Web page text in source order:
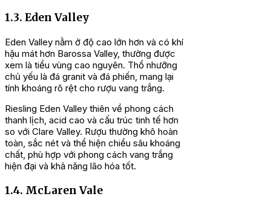
1.3. Eden Valley
Eden Valley nằm ở độ cao lớn hơn và có khí
hậu mát hơn Barossa Valley, thường được
xem là tiểu vùng cao nguyên. Thổ nhưỡng
chủ yếu là đá granit và đá phiến, mang lại
tính khoáng rõ rệt cho rượu vang trắng.
Riesling Eden Valley thiên về phong cách
thanh lịch, acid cao và cấu trúc tinh tế hơn
so với Clare Valley. Rượu thường khô hoàn
toàn, sắc nét và thể hiện chiều sâu khoáng
chất, phù hợp với phong cách vang trắng
hiện đại và khả năng lão hóa tốt.
1.4. McLaren Vale